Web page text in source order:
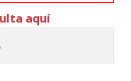
aquí